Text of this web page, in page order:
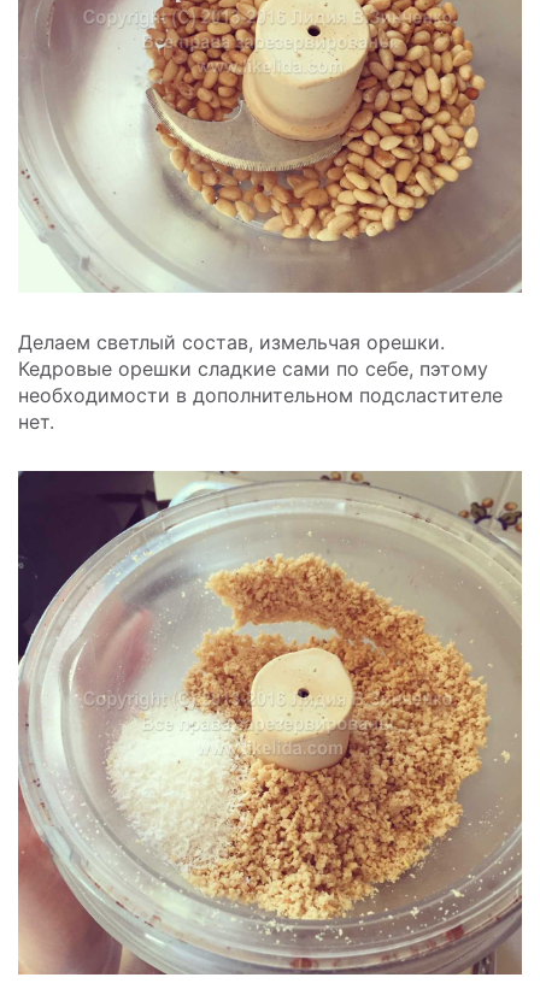
Делаем светлый состав, измельчая орешки.
Кедровые орешки сладкие сами по себе, пэтому
необходимости в дополнительном подсластителе
нет.